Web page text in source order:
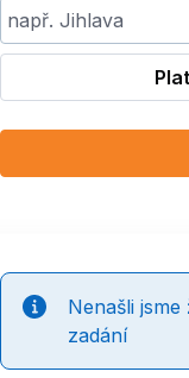
např. Jihlava
Nenašli jsme
zadání